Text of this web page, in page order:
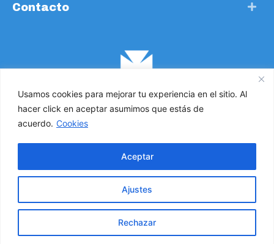
Usamos cookies para mejorar tu experiencia en el sitio. Al
hacer click en aceptar asumimos que estás de
acuerdo. Cookies
Ajustes
Rechazar
Aceptar
Contacto
Cruz de Malta. Todos los derechos reservados 2021 ©
Política de Privacidad
Compromiso con la protección de datos personales